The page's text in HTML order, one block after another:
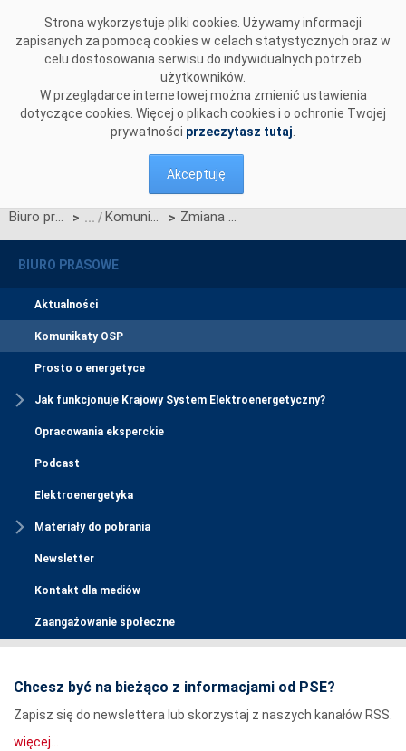
Strona wykorzystuje pliki cookies. Używamy informacji
zapisanych za pomocą cookies w celach statystycznych oraz w
celu dostosowania serwisu do indywidualnych potrzeb
użytkowników.
W przeglądarce internetowej można zmienić ustawienia
dotyczące cookies. Więcej o plikach cookies i o ochronie Twojej
prywatności przeczytasz tutaj
Akceptuję
Biuro prasowe > Komunikaty OSP > Zmiana zasad wyliczania rekompensaty za redysponowanie nierynkowe instalacji OZE
BIURO PRASOWE
Aktualności
Komunikaty OSP
Prosto o energetyce
Jak funkcjonuje Krajowy System Elektroenergetyczny?
Opracowania eksperckie
Podcast
Elektroenergetyka
Materiały do pobrania
Newsletter
Kontakt dla mediów
Zaangażowanie społeczne
Chcesz być na bieżąco z informacjami od PSE?
Zapisz się do newslettera lub skorzystaj z naszych kanałów RSS.
więcej...